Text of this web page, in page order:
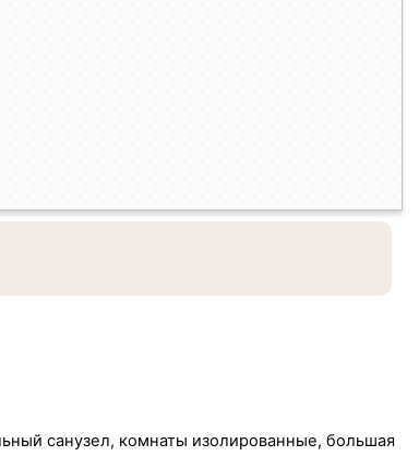
санузел, комнаты изолированные, большая